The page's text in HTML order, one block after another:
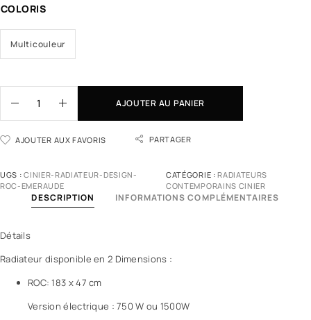
COLORIS
Multicouleur
AJOUTER AU PANIER
AJOUTER AUX FAVORIS PARTAGER
UGS :CINIER-RADIATEUR-DESIGN-
ROC-EMERAUDE
CATÉGORIE :RADIATEURS
CONTEMPORAINS CINIER
DESCRIPTION INFORMATIONS COMPLÉMENTAIRES
Détails
Radiateur disponible en 2 Dimensions :
ROC: 183 x 47 cm
Version électrique : 750 W ou 1500W